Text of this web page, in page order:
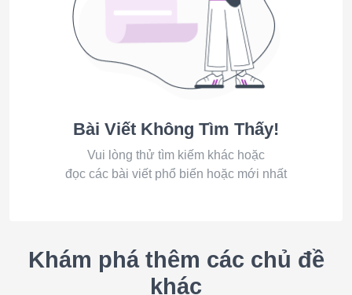
Bài Viết Không Tìm Thấy!
Vui lòng thử tìm kiếm khác hoặc
đọc các bài viết phổ biến hoặc mới nhất
Khám phá thêm các chủ đề
khác